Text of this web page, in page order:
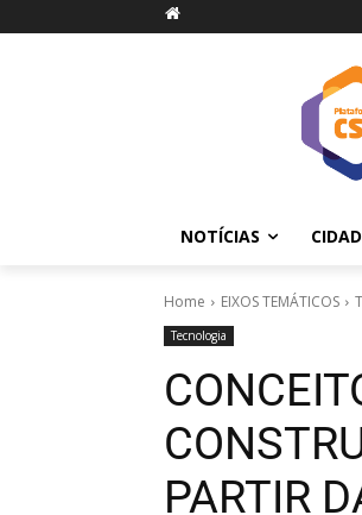
NOTÍCIAS
Home EIXOS TEMÁTICOS
Tecnologia
PARTIR